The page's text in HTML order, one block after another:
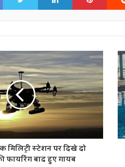
स्टेशन पर दिखे दो
फायरिंग बाद हुए गायब